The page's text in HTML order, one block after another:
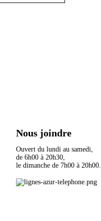
Nous joindre
Ouvert du lundi au samedi,
de 6h00 à 20h30,
le dimanche de 7h00 à 20h00.